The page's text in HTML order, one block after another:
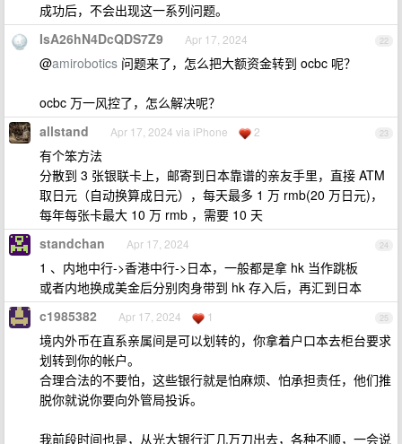
成功后，不会出现这一系列问题。
22
IsA26hN4DcQDS7Z9 Apr 17, 2024
@amirobotics 问题来了，怎么把大额资金转到 ocbc 呢？
ocbc 万一风控了，怎么解决呢？
23
allstand Apr 17, 2024 via iPhone 2
有个笨方法
分散到 3 张银联卡上，邮寄到日本靠谱的亲友手里，直接 ATM
取日元（自动换算成日元），每天最多 1 万 rmb(20 万日元)，
每年每张卡最大 10 万 rmb ，需要 10 天
24
standchan Apr 17, 2024
1 、内地中行->香港中行->日本，一般都是拿 hk 当作跳板
或者内地换成美金后分别肉身带到 hk 存入后，再汇到日本
25
c1985382 Apr 17, 2024 1
境内外币在直系亲属间是可以划转的，你拿着户口本去柜台要求
划转到你的帐户。
合理合法的不要怕，这些银行就是怕麻烦、怕承担责任，他们推
脱你就说你要向外管局投诉。
我前段时间也是，从光大银行汇几万刀出去，各种不顺，一会说